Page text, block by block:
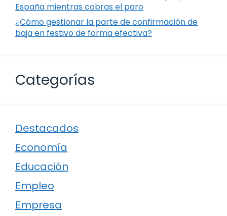
España mientras cobras el paro
¿Cómo gestionar la parte de confirmación de
baja en festivo de forma efectiva?
Categorías
Destacados
Economía
Educación
Empleo
Empresa